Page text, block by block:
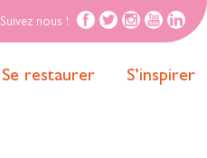
Suivez nous !
Se restaurer S’inspirer